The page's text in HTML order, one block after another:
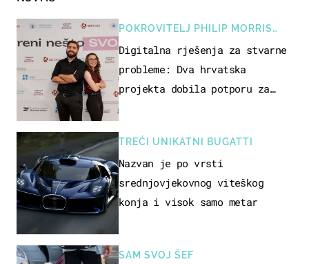
POKROVITELJ PHILIP MORRIS
ZAGREB
Digitalna rješenja za stvarne
probleme: Dva hrvatska
projekta dobila potporu za
TREĆI UNIKATNI BUGATTI
Nazvan je po vrsti
srednjovjekovnog viteškog
konja i visok samo metar
SAM SVOJ ŠEF